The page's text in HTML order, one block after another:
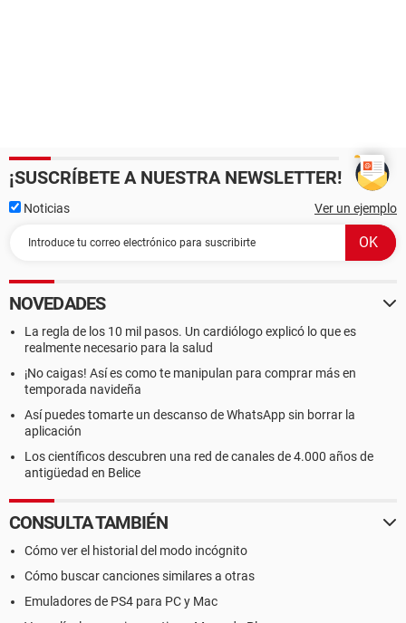
¡SUSCRÍBETE A NUESTRA NEWSLETTER!
Noticias Ver un ejemplo
NOVEDADES
La regla de los 10 mil pasos. Un cardiólogo explicó lo que es
realmente necesario para la salud
¡No caigas! Así es como te manipulan para comprar más en
temporada navideña
Así puedes tomarte un descanso de WhatsApp sin borrar la
aplicación
Los científicos descubren una red de canales de 4.000 años de
antigüedad en Belice
CONSULTA TAMBIÉN
Cómo ver el historial del modo incógnito
Cómo buscar canciones similares a otras
Emuladores de PS4 para PC y Mac